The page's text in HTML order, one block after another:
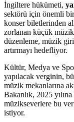
İngiltere hükümeti,
sektörü için önemli bir
konser biletlerinden
zorlanan küçük
düzenleme, müzik
artırmayı hedefliyor.
Kültür, Medya ve
yapılacak verginin,
müzik mekanlarına
Bakanlık, 2025
müzikseverlere bu
istiyor.